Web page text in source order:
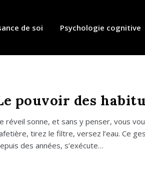
de soi Psychologie cognitive
pouvoir des
réveil sonne, et sans y pen­ser, vous
tirez le filtre, ver­sez l’eau. Ce
des années, s’exécute…